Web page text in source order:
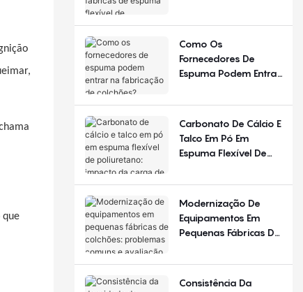
que
Poliuretano?
Como Os
Fornecedores De
Espuma Podem Entrar
Colchões?
Carbonato De Cálcio E
Talco Em Pó Em
Espuma Flexível De
Da Carga De
Modernização De
Equipamentos Em
Pequenas Fábricas De
Comuns E Avaliação
De Configuração.
Consistência Da